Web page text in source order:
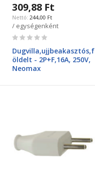
309,88 Ft
244,00 Ft
/ egységenként
Rating:
Dugvilla,ujjbeakasztós,f
öldelt - 2P+F,16A, 250V,
Neomax